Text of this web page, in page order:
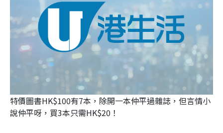
特價圖書HK$100有7本，除開一本仲平過雜誌，但言情小
說仲平呀，買3本只需HK$20！